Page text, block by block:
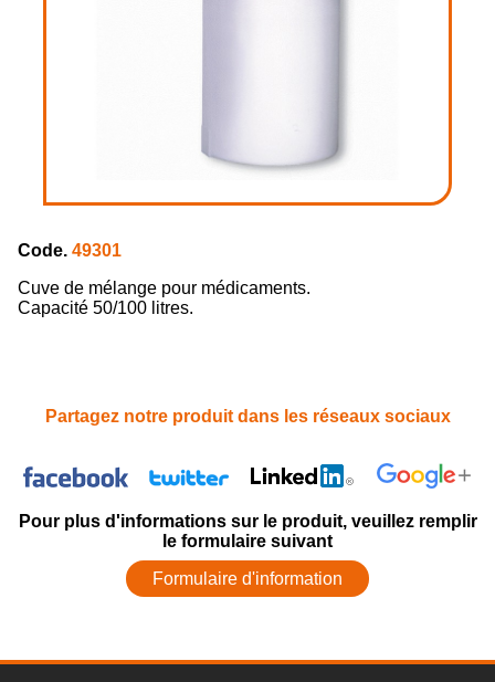
Code. 49301
Cuve de mélange pour médicaments.
Capacité 50/100 litres.
Partagez notre produit dans les réseaux sociaux
Pour plus d'informations sur le produit, veuillez remplir
le formulaire suivant
Formulaire d'information